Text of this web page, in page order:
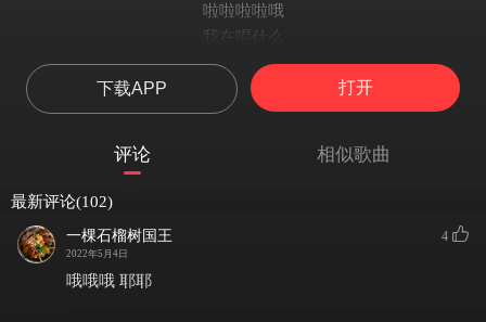
啦啦啦啦哦
我在唱什么
什么都觉得
原来原来你是我的主打歌
你在说什么
整个城市播着爱的主打歌
下载APP 打开
评论 相似歌曲
最新评论(102)
一棵石榴树国王
2022年5月4日
4
哦哦哦 耶耶